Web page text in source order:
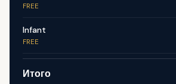
FREE
Infant
FREE
Итого